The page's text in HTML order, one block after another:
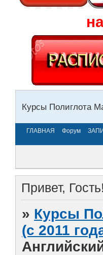
Курсы Полиглота
ГЛАВНАЯ Форум
Привет, Гость!
» Курсы
(с 2011